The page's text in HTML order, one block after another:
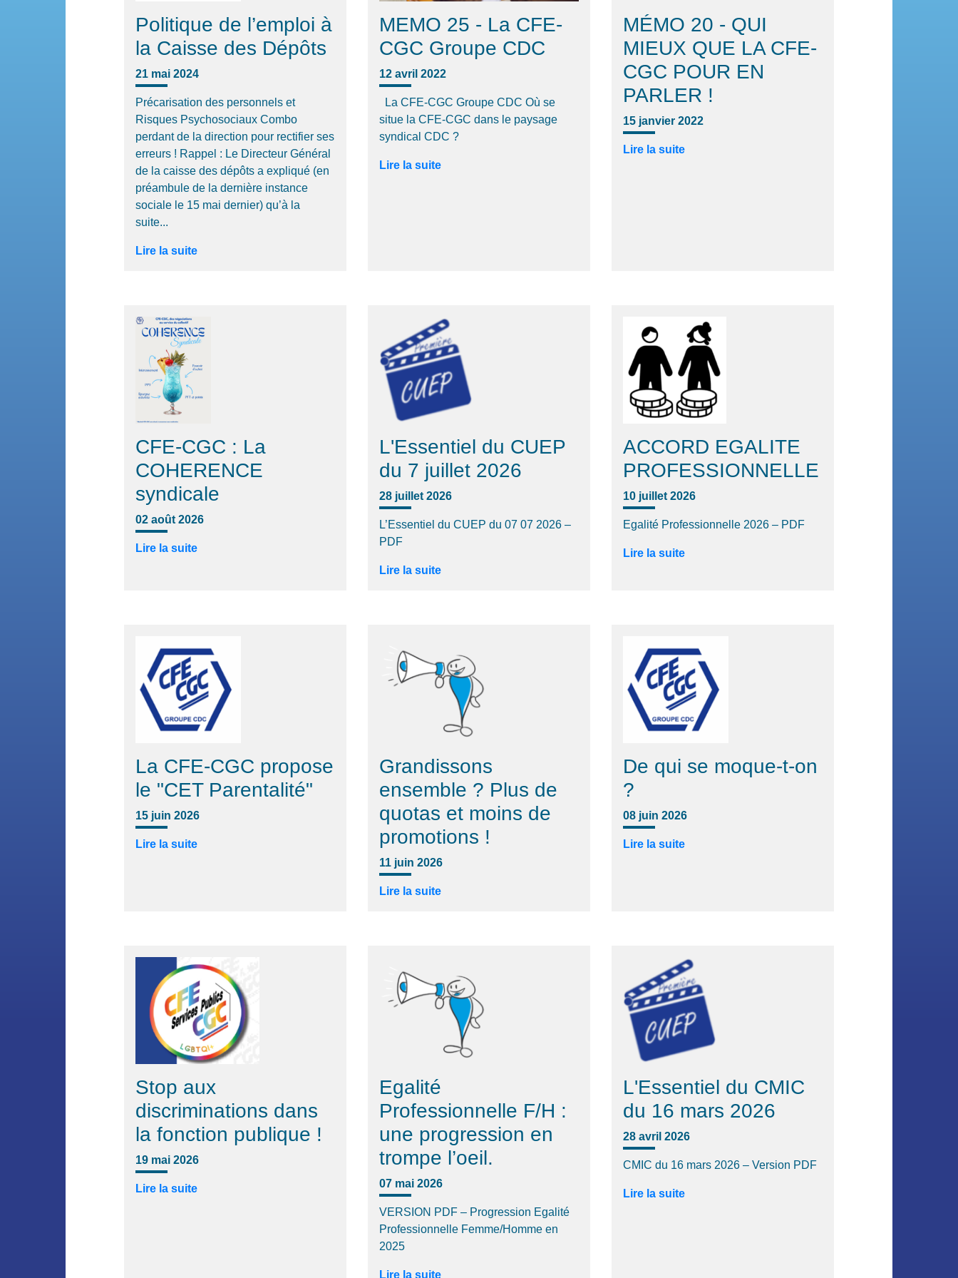
Politique de l’emploi à
la Caisse des Dépôts
21 mai 2024
Précarisation des personnels et
Risques Psychosociaux Combo
perdant de la direction pour rectifier ses
erreurs ! Rappel : Le Directeur Général
de la caisse des dépôts a expliqué (en
préambule de la dernière instance
sociale le 15 mai dernier) qu’à la
suite...
Lire la suite
MEMO 25 - La CFE-
CGC Groupe CDC
12 avril 2022
La CFE-CGC Groupe CDC Où se
situe la CFE-CGC dans le paysage
syndical CDC ?
Lire la suite
MÉMO 20 - QUI
MIEUX QUE LA CFE-
CGC POUR EN
PARLER !
15 janvier 2022
Lire la suite
CFE-CGC : La
COHERENCE
syndicale
02 août 2026
Lire la suite
L'Essentiel du CUEP
du 7 juillet 2026
28 juillet 2026
L’Essentiel du CUEP du 07 07 2026 –
PDF
Lire la suite
ACCORD EGALITE
PROFESSIONNELLE
10 juillet 2026
Egalité Professionnelle 2026 – PDF
Lire la suite
La CFE-CGC propose
le "CET Parentalité"
15 juin 2026
Lire la suite
Grandissons
ensemble ? Plus de
quotas et moins de
promotions !
11 juin 2026
Lire la suite
De qui se moque-t-on
?
08 juin 2026
Lire la suite
Stop aux
discriminations dans
la fonction publique !
19 mai 2026
Lire la suite
Egalité
Professionnelle F/H :
une progression en
trompe l’oeil.
07 mai 2026
VERSION PDF – Progression Egalité
Professionnelle Femme/Homme en
2025
Lire la suite
L'Essentiel du CMIC
du 16 mars 2026
28 avril 2026
CMIC du 16 mars 2026 – Version PDF
Lire la suite